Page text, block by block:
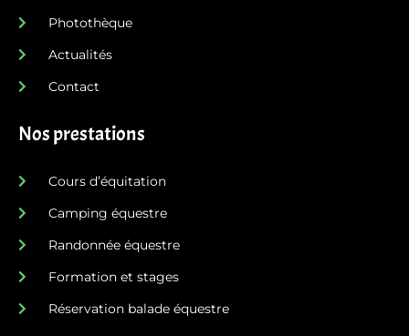
Photothèque
Actualités
Contact
Nos prestations
Cours d’équitation
Camping équestre
Randonnée équestre
Formation et stages
Réservation balade équestre